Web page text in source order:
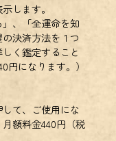
します。
、「全運命を知
決済方法を１つ
く鑑定すること
円になります。）
て、ご使用にな
額料金440円（税